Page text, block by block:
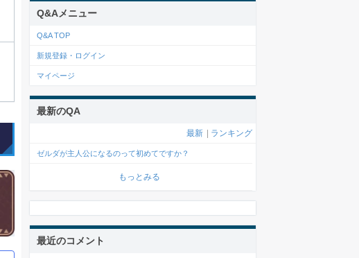
Q&Aメニュー
Q&A TOP
新規登録・ログイン
マイページ
最新のQA
最新 ランキング
ゼルダが主人公になるのって初めてですか？
もっとみる
最近のコメント